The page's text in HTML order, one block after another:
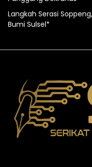
Langkah Serasi
Bumi Sulsel*